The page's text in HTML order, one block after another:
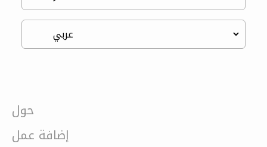
حول
إضافة عمل